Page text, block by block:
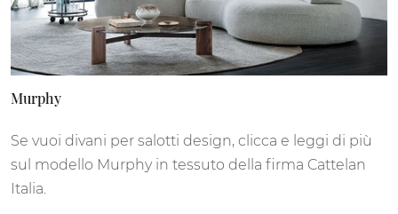
Murphy
Se vuoi divani per salotti design, clicca e leggi di più
sul modello Murphy in tessuto della firma Cattelan
Italia.